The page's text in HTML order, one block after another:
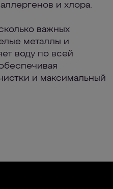
и хлора.
важных
металлы и
воду по всей
и максимальный